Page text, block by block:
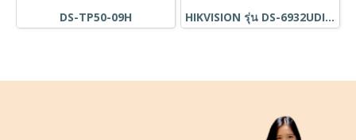
DS-TP50-09H HIKVISION รุ่น DS-6932UDI-U